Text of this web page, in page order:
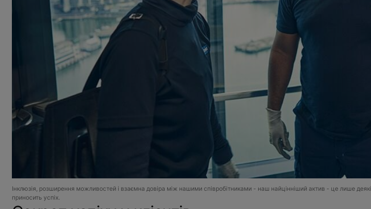
Інклюзія, розширення можливостей і взаємна довіра між нашими співробітниками - наш найцінніший актив - це лише
приносить успіх.